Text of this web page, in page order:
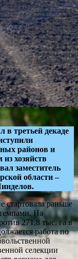
в третьей декаде
районов и
хозяйств
заместитель
области –
стартовала раньше
На
271,8 тыс. га в
работа по
селекции